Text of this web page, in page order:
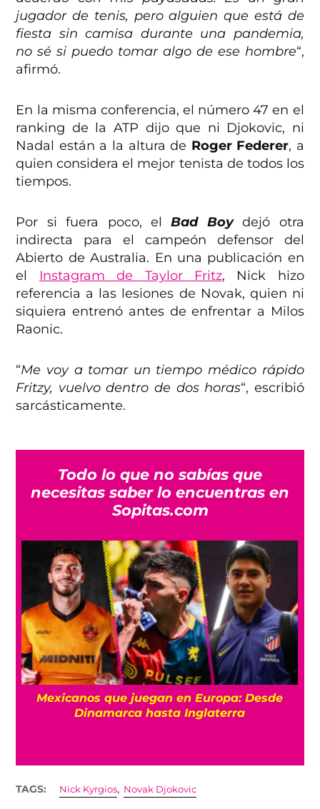
jugador de tenis, pero alguien que está de
fiesta sin camisa durante una pandemia,
no sé si puedo tomar algo de ese hombre“,
afirmó.
En la misma conferencia, el número 47 en el
ranking de la ATP dijo que ni Djokovic, ni
Nadal están a la altura de Roger Federer, a
quien considera el mejor tenista de todos los
tiempos.
Por si fuera poco, el Bad Boydejó otra
indirecta para el campeón defensor del
Abierto de Australia. En una publicación en
el
Instagram de Taylor Fritz, Nick hizo
referencia a las lesiones de Novak, quien ni
siquiera entrenó antes de enfrentar a Milos
Raonic.
“Me voy a tomar un tiempo médico rápido
Fritzy, vuelvo dentro de dos horas“, escribió
sarcásticamente.
Todo lo que no sabías que
necesitas saber lo encuentras en
Sopitas.com
Mexicanos que juegan en Europa: Desde
Dinamarca hasta Inglaterra
TAGS: Nick Kyrgios, Novak Djokovic